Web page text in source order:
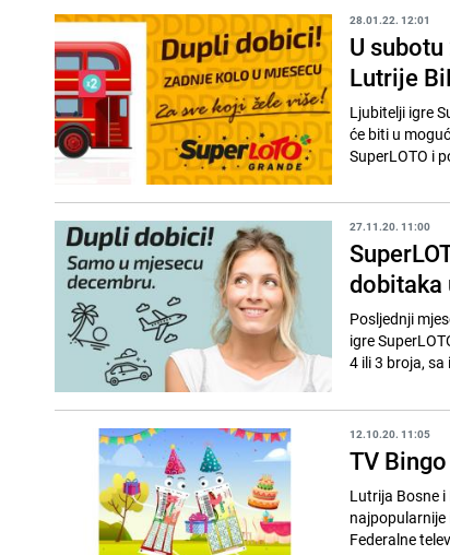
28.01.22. 12:01
U
Lutrije
Ljubitelji igre
će biti u
SuperLOTO i
27.11.20. 11:00
dobitaka
Posljednji
igre
4 ili 3 broja, sa
12.10.20. 11:05
TV
Lutrija Bosne
najpopularnije
Federalne